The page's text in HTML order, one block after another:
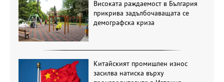
Високата раждаемост в България
прикрива задълбочаващата се
демографска криза
Китайският промишлен износ
засилва натиска върху